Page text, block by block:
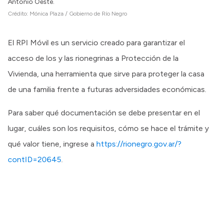
Crédito: Mónica Plaza / Gobierno de Río Negro
El RPI Móvil es un servicio creado para garantizar el
acceso de los y las rionegrinas a Protección de la
Vivienda, una herramienta que sirve para proteger la casa
de una familia frente a futuras adversidades económicas.
Para saber qué documentación se debe presentar en el
lugar, cuáles son los requisitos, cómo se hace el trámite y
qué valor tiene, ingrese a https://rionegro.gov.ar/?
contID=20645